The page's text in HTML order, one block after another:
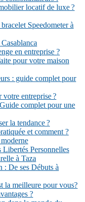
locatif de luxe ?
Speedometer à
en entreprise ?
pour votre maison
: guide complet pour
entreprise ?
complet pour une
la tendance ?
et comment ?
Personnelles
à Taza
: De ses Débuts à
la meilleure pour vous?
?